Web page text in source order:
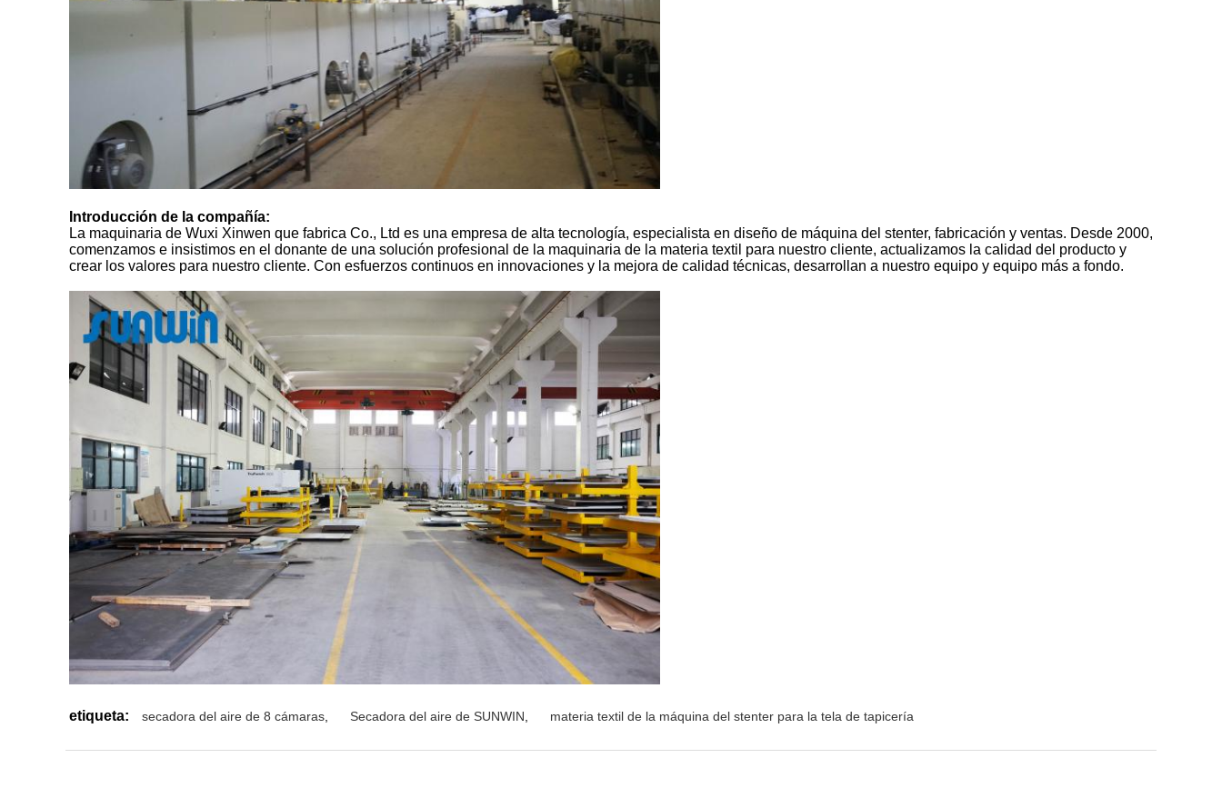
Introducción de la compañía:
La maquinaria de Wuxi Xinwen que fabrica Co., Ltd es una empresa de alta tecnología, especialista en diseño de máquina del stenter, fabricación y ventas. Desde 2000,
comenzamos e insistimos en el donante de una solución profesional de la maquinaria de la materia textil para nuestro cliente, actualizamos la calidad del producto y
crear los valores para nuestro cliente. Con esfuerzos continuos en innovaciones y la mejora de calidad técnicas, desarrollan a nuestro equipo y equipo más a fondo.
etiqueta: secadora del aire de 8 cámaras Secadora del aire de SUNWIN materia textil de la máquina del stenter para la tela de tapicería